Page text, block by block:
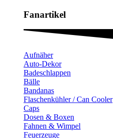
Fanartikel​
Aufnäher
Auto-Dekor
Badeschlappen
Bälle
Bandanas
Flaschenkühler / Can Cooler
Caps
Dosen & Boxen
Fahnen & Wimpel
Feuerzeuge